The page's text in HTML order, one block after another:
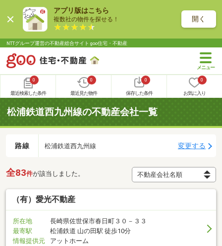
アプリ版はこちら
複数社の物件を探せる！ 開く
NTTグループ運営の不動産総合サイト goo住宅・不動産
0
最近検索した条件
0
最近見た物件
0
保存した条件
0
お気に入り
松浦鉄道西九州線の不動産会社一覧
路線 松浦鉄道西九州線 変更する
全83件が該当しました。
（有）愛光不動産
所在地
長崎県佐世保市春日町３０－３３
最寄駅
松浦鉄道 山の田駅 徒歩10分
情報提供元
アットホーム